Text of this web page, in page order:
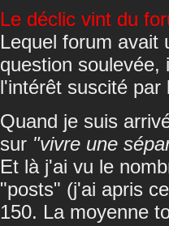
Le déclic vint du
Lequel forum avait
question
l'intérêt suscité par
Quand je suis
sur "vivre une
Et là j'ai vu le
"posts" (j'ai apris
150. La moyenne